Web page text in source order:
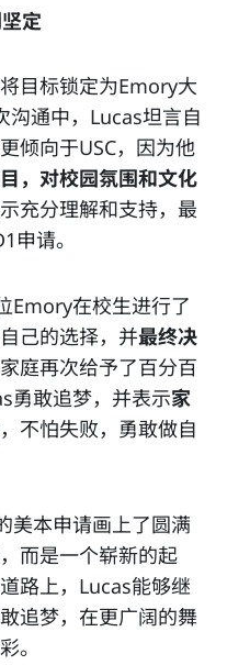
定
目标锁定为Emory大
沟通中，Lucas坦言自
倾向于USC，因为他
，对校园氛围和文化
充分理解和支持，最
申请。
Emory在校生进行了
己的选择，并最终决
庭再次给予了百分百
勇敢追梦，并表示家
，不怕失败，勇敢做自
美本申请画上了圆满
而是一个崭新的起
路上，Lucas能够继
追梦，在更广阔的舞
。